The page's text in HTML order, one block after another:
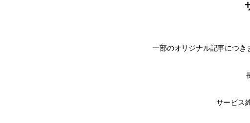
一部のオリジナル記事につき
サービス